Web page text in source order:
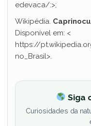
edevaca/:>;
Wikipédia.
Disponível em: <
https://
no_Brasil>.
Siga
Curiosidades da